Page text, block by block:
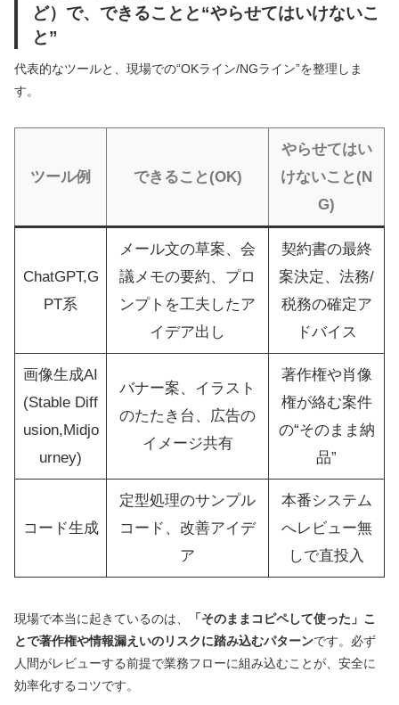
ど）で、できることと“やらせてはいけないこ
と”
代表的なツールと、現場での“OKライン/NGライン”を整理しま
す。
ツール例 できること(OK)
やらせてはい
けないこと(N
G)
ChatGPT,G
PT系
メール文の草案、会
議メモの要約、プロ
ンプトを工夫したア
イデア出し
契約書の最終
案決定、法務/
税務の確定ア
ドバイス
画像生成AI
(Stable Diff
usion,Midjo
urney)
バナー案、イラスト
のたたき台、広告の
イメージ共有
著作権や肖像
権が絡む案件
の“そのまま納
品”
コード生成
定型処理のサンプル
コード、改善アイデ
ア
本番システム
へレビュー無
しで直投入
現場で本当に起きているのは、
「そのままコピペして使った」こ
とで著作権や情報漏えいのリスクに踏み込むパターンです。必ず
人間がレビューする前提で業務フローに組み込むことが、安全に
効率化するコツです。